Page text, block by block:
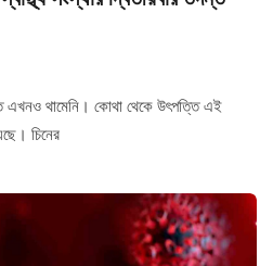
থামেনি। কোথা থেকে উৎপত্তি এই
চিনের